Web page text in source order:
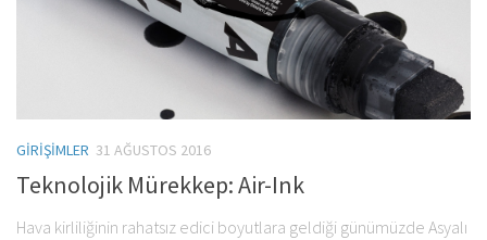
GIRIŞIMLER 31 AĞUSTOS 2016
Teknolojik Mürekkep: Air-Ink
Hava kirliliğinin rahatsız edici boyutlara geldiği günümüzde Asyalı